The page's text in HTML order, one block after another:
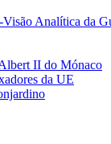
Analítica da
II do Mónaco
da UE